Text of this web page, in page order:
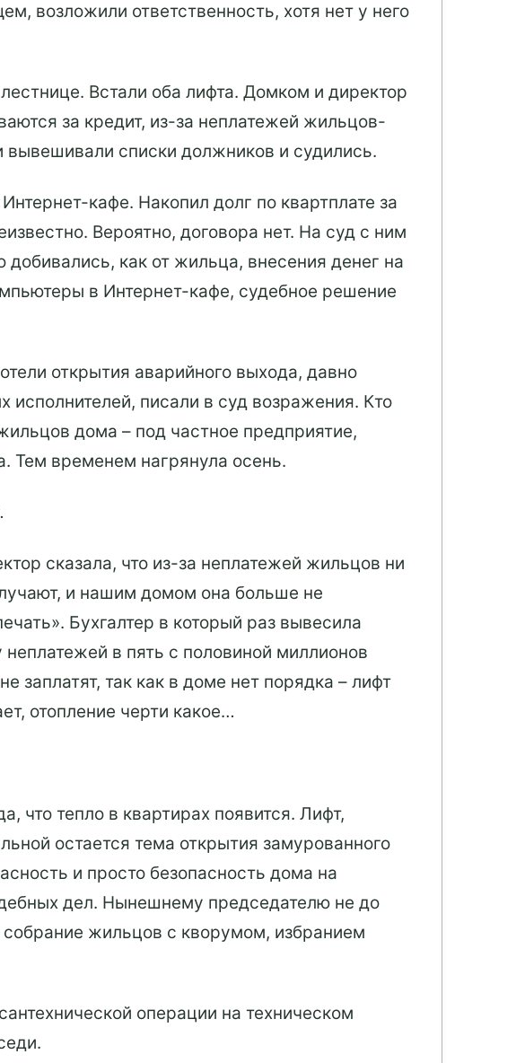
возложили ответственность, хотя нет у него
Встали оба лифта. Домком и директор
за кредит, из-за неплатежей жильцов-
списки должников и судились.
кафе. Накопил долг по квартплате за
Вероятно, договора нет. На суд с ним
как от жильца, внесения денег на
в Интернет-кафе, судебное решение
открытия аварийного выхода, давно
исполнителей, писали в суд возражения. Кто
дома – под частное предприятие,
Тем временем нагрянула осень.
сказала, что из-за неплатежей жильцов ни
и нашим домом она больше не
Бухгалтер в который раз вывесила
в пять с половиной миллионов
заплатят, так как в доме нет порядка – лифт
отопление черти какое…
что тепло в квартирах появится. Лифт,
остается тема открытия замурованного
и просто безопасность дома на
дел. Нынешнему председателю не до
жильцов с кворумом, избранием
операции на техническом